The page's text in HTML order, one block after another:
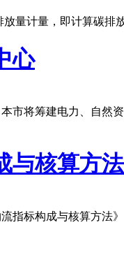
量计量，即计算碳排
心
市将筹建电力、自然
与核算方
指标构成与核算方法